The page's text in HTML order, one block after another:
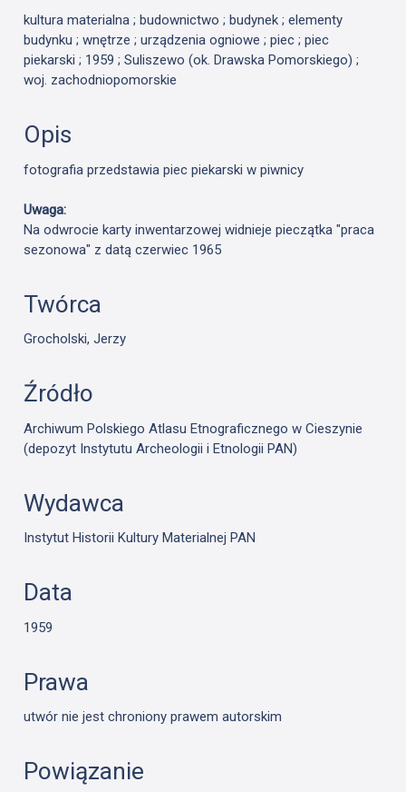
kultura materialna ; budownictwo ; budynek ; elementy
budynku ; wnętrze ; urządzenia ogniowe ; piec ; piec
piekarski ; 1959 ; Suliszewo (ok. Drawska Pomorskiego) ;
woj. zachodniopomorskie
Opis
fotografia przedstawia piec piekarski w piwnicy
Uwaga:
Na odwrocie karty inwentarzowej widnieje pieczątka "praca
sezonowa" z datą czerwiec 1965
Twórca
Grocholski, Jerzy
Źródło
Archiwum Polskiego Atlasu Etnograficznego w Cieszynie
(depozyt Instytutu Archeologii i Etnologii PAN)
Wydawca
Instytut Historii Kultury Materialnej PAN
Data
1959
Prawa
utwór nie jest chroniony prawem autorskim
Powiązanie